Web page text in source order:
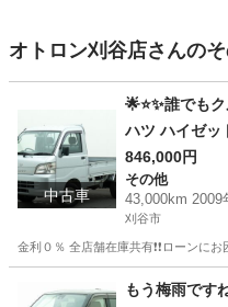
オトロン刈谷店さんの
中古車
🌟⭐️✨誰でも
ハツ ハイゼ
スペシャル
846,000円
その他
43,000km 2009
刈谷市
金利０％ 全店舗在庫共有❗️❗️ローンに
その他 トラ
もう梅雨です